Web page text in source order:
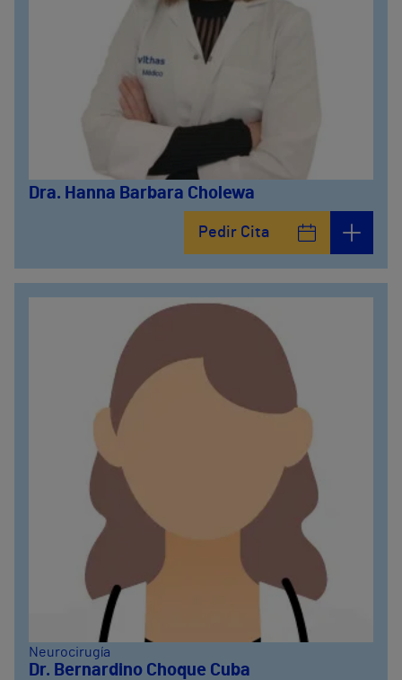
Dra. Hanna Barbara Cholewa
Pedir Cita
Neurocirugía
Dr. Bernardino Choque Cuba